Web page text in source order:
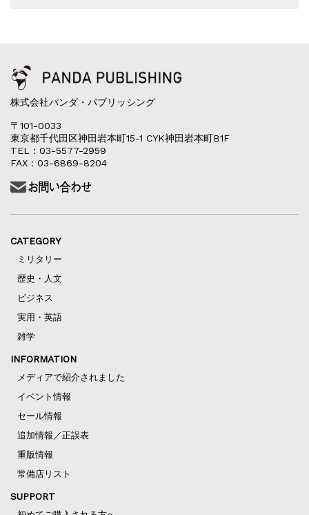
株式会社パンダ・パブリッシング
〒101-0033
東京都千代田区神田岩本町15-1 CYK神田岩本町B1F
TEL：03-5577-2959
FAX：03-6869-8204
CATEGORY
ミリタリー
歴史・人文
ビジネス
実用・英語
雑学
INFORMATION
メディアで紹介されました
イベント情報
セール情報
追加情報／正誤表
重版情報
常備店リスト
SUPPORT